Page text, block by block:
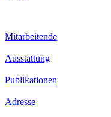
Mitarbeitende
Ausstattung
Publikationen
Adresse